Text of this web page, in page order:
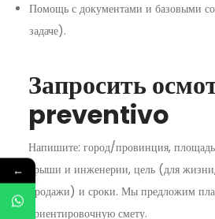
Помощь с документами и базовыми
задаче).
Запросить
preventivo
Напишите: город/провинция, площадь
крыши и инженерии, цель (для
продажи) и сроки. Мы предложим
ориентировочную смету.
←